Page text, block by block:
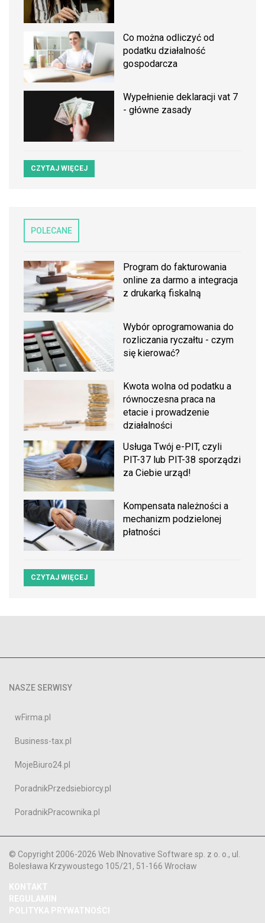
Co można odliczyć od
podatku działalność
gospodarcza
Wypełnienie deklaracji vat 7
- główne zasady
CZYTAJ WIĘCEJ
POLECANE
Program do fakturowania
online za darmo a integracja
z drukarką fiskalną
Wybór oprogramowania do
rozliczania ryczałtu - czym
się kierować?
Kwota wolna od podatku a
równoczesna praca na
etacie i prowadzenie
działalności
Usługa Twój e-PIT, czyli
PIT-37 lub PIT-38 sporządzi
za Ciebie urząd!
Kompensata należności a
mechanizm podzielonej
płatności
CZYTAJ WIĘCEJ
NASZE SERWISY
wFirma.pl
Business-tax.pl
MojeBiuro24.pl
PoradnikPrzedsiebiorcy.pl
PoradnikPracownika.pl
© Copyright 2006-2026 Web INnovative Software sp. z o. o., ul.
Bolesława Krzywoustego 105/21, 51-166 Wrocław
KONTAKT
REGULAMIN
POLITYKA PRYWATNOŚCI